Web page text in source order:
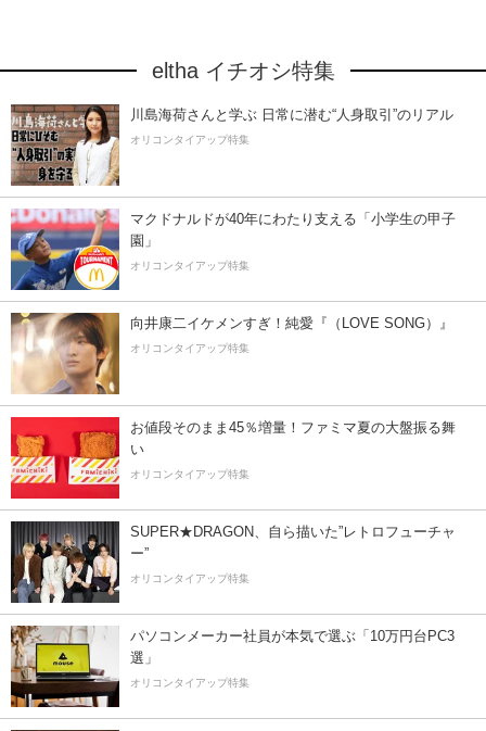
eltha イチオシ特集
川島海荷さんと学ぶ 日常に潜む“人身取引”のリアル
オリコンタイアップ特集
マクドナルドが40年にわたり支える「小学生の甲子
園」
オリコンタイアップ特集
向井康二イケメンすぎ！純愛『（LOVE SONG）』
オリコンタイアップ特集
お値段そのまま45％増量！ファミマ夏の大盤振る舞
い
オリコンタイアップ特集
SUPER★DRAGON、自ら描いた”レトロフューチャ
ー”
オリコンタイアップ特集
パソコンメーカー社員が本気で選ぶ「10万円台PC3
選」
オリコンタイアップ特集